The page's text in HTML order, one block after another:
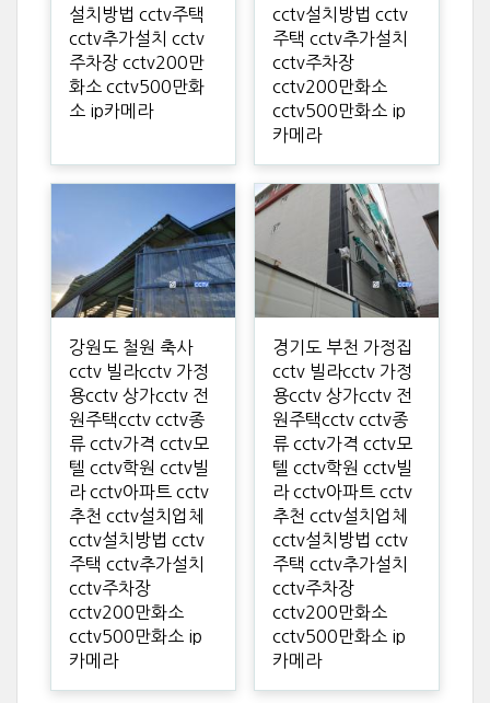
설치방법 cctv주택
cctv추가설치 cctv
주차장 cctv200만
화소 cctv500만화
소 ip카메라
cctv설치방법 cctv
주택 cctv추가설치
cctv주차장
cctv200만화소
cctv500만화소 ip
카메라
강원도 철원 축사
cctv 빌라cctv 가정
용cctv 상가cctv 전
원주택cctv cctv종
류 cctv가격 cctv모
텔 cctv학원 cctv빌
라 cctv아파트 cctv
추천 cctv설치업체
cctv설치방법 cctv
주택 cctv추가설치
cctv주차장
cctv200만화소
cctv500만화소 ip
카메라
경기도 부천 가정집
cctv 빌라cctv 가정
용cctv 상가cctv 전
원주택cctv cctv종
류 cctv가격 cctv모
텔 cctv학원 cctv빌
라 cctv아파트 cctv
추천 cctv설치업체
cctv설치방법 cctv
주택 cctv추가설치
cctv주차장
cctv200만화소
cctv500만화소 ip
카메라